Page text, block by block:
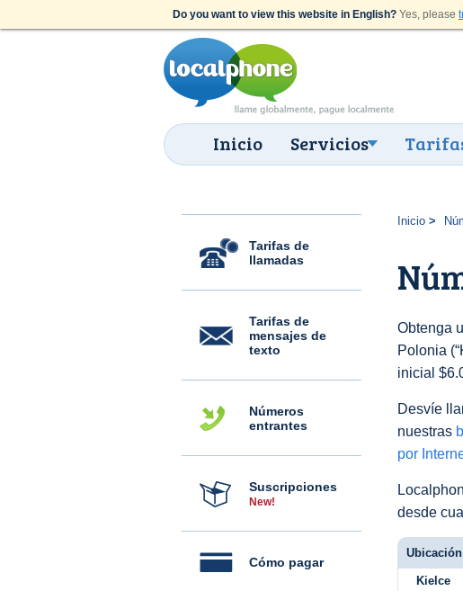
Do you want to view this website in English? Yes, please
Inicio Servicios
Tarifas de
llamadas
Tarifas de
mensajes de
texto
Números
entrantes
Suscripciones
New!
Cómo pagar
Inicio
Obtenga
Polonia
inicial
Desvíe
nuestras
por
desde
Ubicación
Kielce